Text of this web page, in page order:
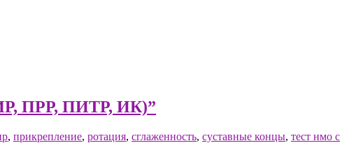
ПРР, ПИТР, ИК)”
, прикрепление, ротация, сглаженность, суставные концы, тест нмо с